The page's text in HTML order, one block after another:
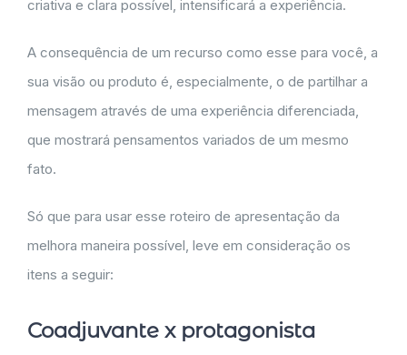
criativa e clara possível, intensificará a experiência.
A consequência de um recurso como esse para você, a
sua visão ou produto é, especialmente, o de partilhar a
mensagem através de uma experiência diferenciada,
que mostrará pensamentos variados de um mesmo
fato.
Só que para usar esse roteiro de apresentação da
melhora maneira possível, leve em consideração os
itens a seguir:
Coadjuvante x protagonista